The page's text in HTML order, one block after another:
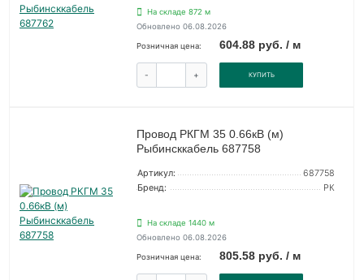
На складе 872 м
Обновлено 06.08.2026
Розничная цена: 604.88 руб. / м
- + КУПИТЬ
Провод РКГМ 35 0.66кВ (м)
Рыбинсккабель 687758
Артикул:
687758
Бренд:
РК
На складе 1440 м
Обновлено 06.08.2026
Розничная цена: 805.58 руб. / м